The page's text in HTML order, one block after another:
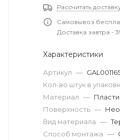
Рассчитать
Самовывоз
Доставка завтра -
Характеристики
Артикул —
Кол-во штук в
Материал —
Поверхность —
Вид материала —
Способ монтажа —